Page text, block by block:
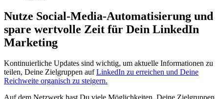
Nutze Social-Media-Automatisierung und
spare wertvolle Zeit für Dein LinkedIn
Marketing
Kontinuierliche Updates sind wichtig, um aktuelle Informationen zu
teilen, Deine Zielgruppen aufLinkedIn zu erreichen und Deine
Reichweite organisch zu steigern.
Auf dem Netzwerk hast Du viele Möglichkeiten, Deine Zielgruppen